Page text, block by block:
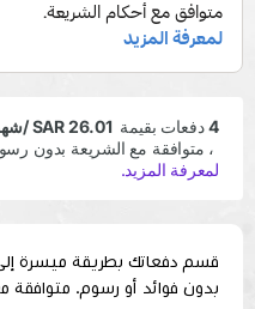
بدون فوائد أو رسوم. متوافقة